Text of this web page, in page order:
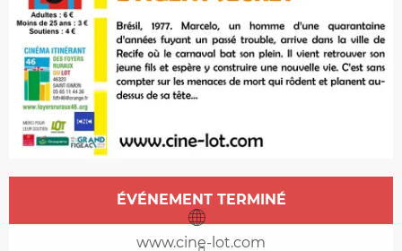
Ouverture et coordonnées
ÉVÉNEMENT TERMINÉ
www.cine-lot.com